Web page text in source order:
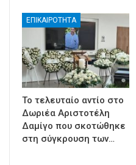
ΕΠΙΚΑΙΡΟΤΗΤΑ
Το τελευταίο αντίο στο
Δωριέα Αριστοτέλη
Δαμίγο που σκοτώθηκε
στη σύγκρουση των…